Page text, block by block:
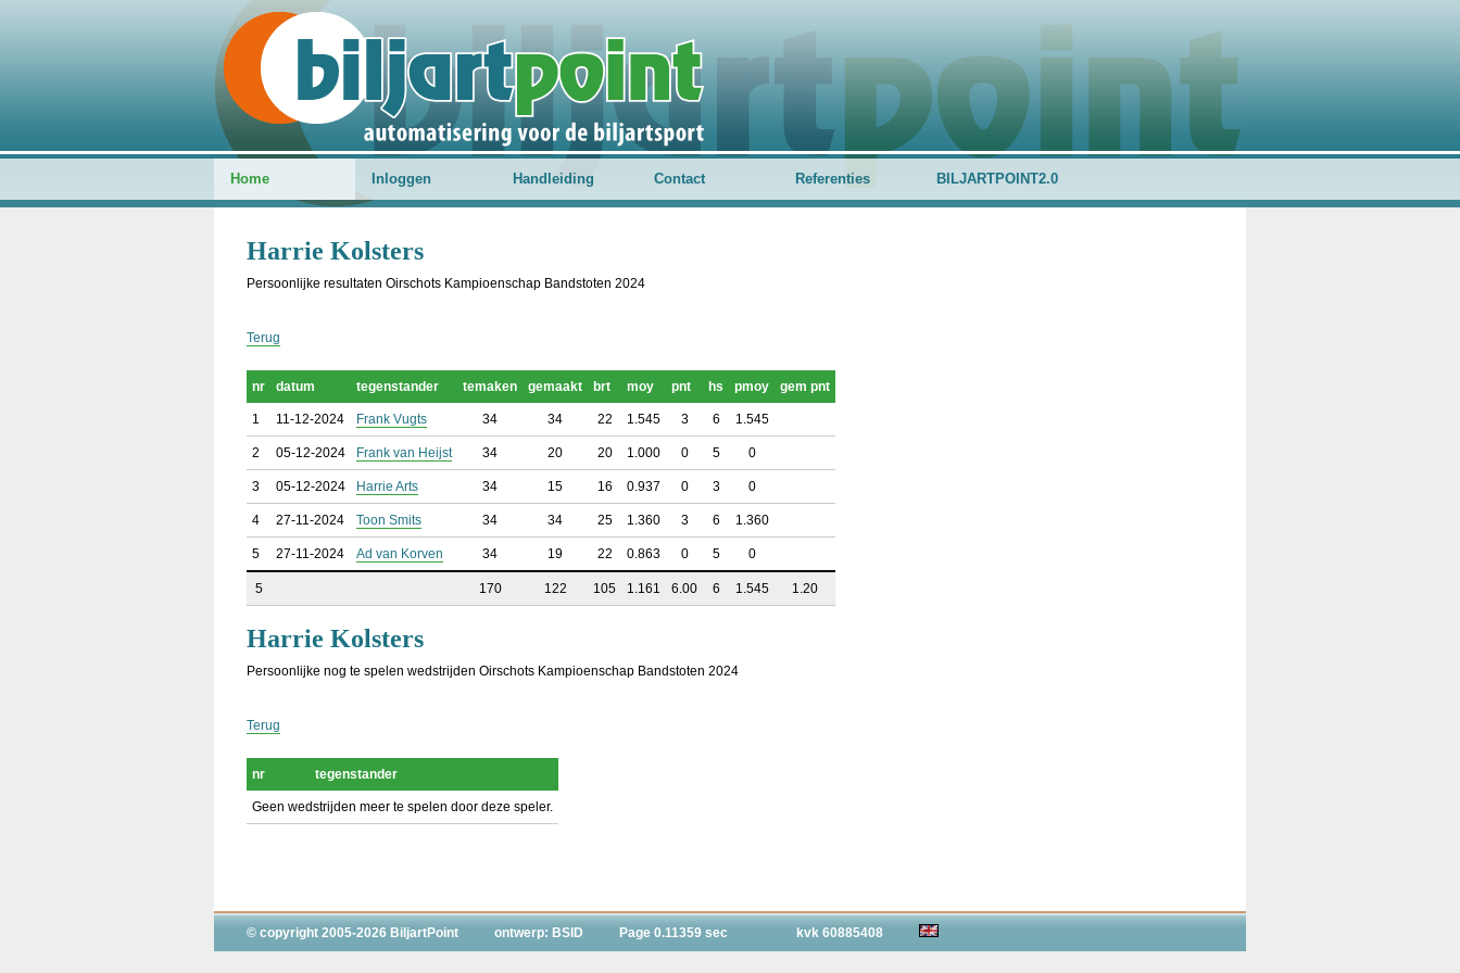
Home Inloggen Handleiding Contact Referenties BILJARTPOINT2.0
Harrie Kolsters
Persoonlijke resultaten Oirschots Kampioenschap Bandstoten 2024
Terug
nr datum tegenstander temaken gemaakt brt moy pnt hs pmoy gem pnt
1 11-12-2024 Frank Vugts 34 34 22 1.545 3 6 1.545
2 05-12-2024 Frank van Heijst 34 20 20 1.000 0 5 0
3 05-12-2024 Harrie Arts 34 15 16 0.937 0 3 0
4 27-11-2024 Toon Smits 34 34 25 1.360 3 6 1.360
5 27-11-2024 Ad van Korven 34 19 22 0.863 0 5 0
5 170 122 105 1.161 6.00 6 1.545 1.20
Harrie Kolsters
Persoonlijke nog te spelen wedstrijden Oirschots Kampioenschap Bandstoten 2024
Terug
nr tegenstander
Geen wedstrijden meer te spelen door deze speler.
© copyright 2005-2026 BiljartPoint ontwerp: BSID Page 0.11359 sec kvk 60885408